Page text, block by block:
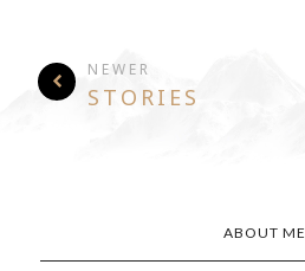
NEWER
STORIES
ABOUT ME